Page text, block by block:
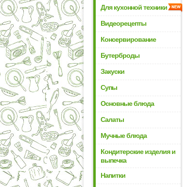
Для кухонной техники
Видеорецепты
Консервирование
Бутерброды
Закуски
Супы
Основные блюда
Салаты
Мучные блюда
Кондитерские изделия и
выпечка
Напитки